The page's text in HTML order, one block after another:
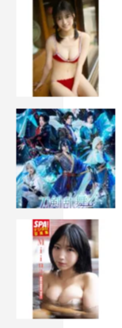
中井友望
菊池亜希子